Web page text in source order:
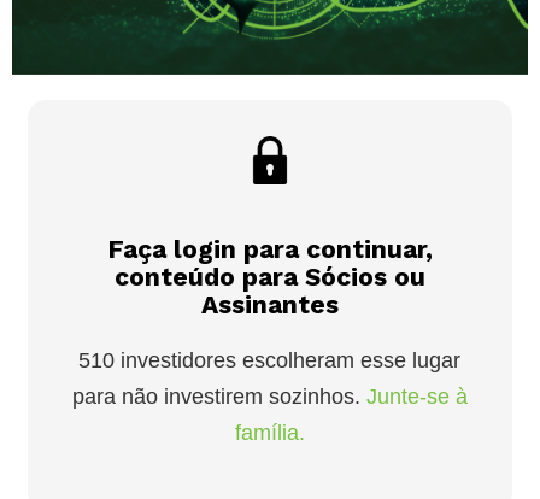
Faça login para continuar,
conteúdo para Sócios ou
Assinantes
510 investidores escolheram esse lugar
para não investirem sozinhos. Junte-se à
família.